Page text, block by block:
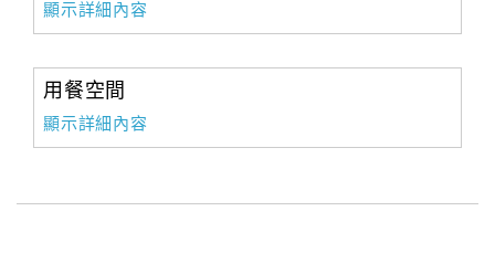
顯示詳細內容
用餐空間
顯示詳細內容